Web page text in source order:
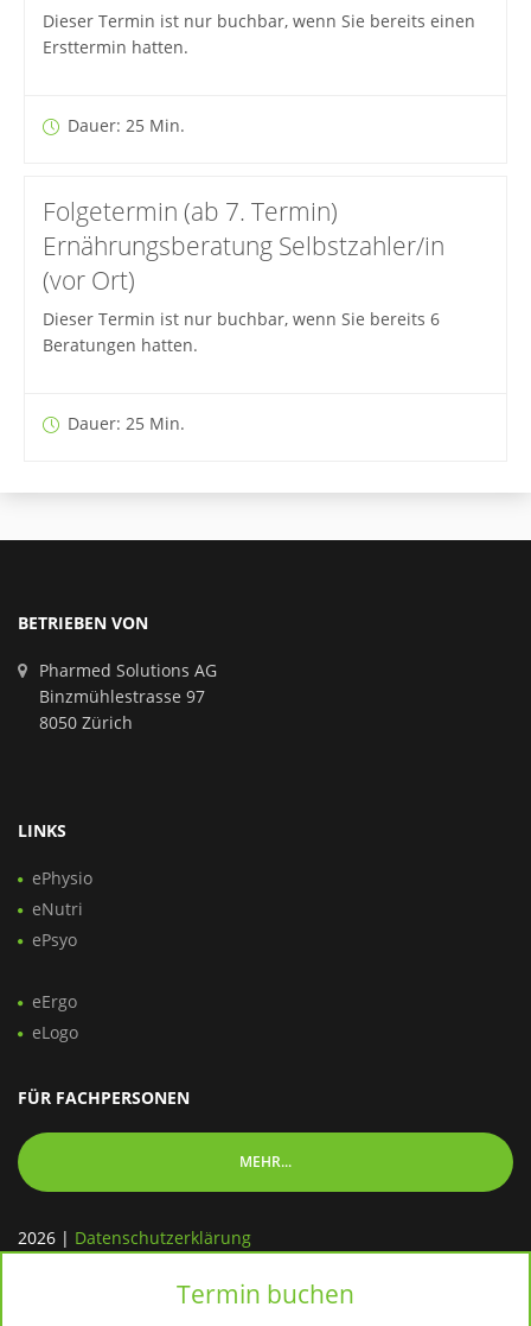
Termin buchen
Dieser Termin ist nur buchbar, wenn Sie bereits einen
Ersttermin hatten.
Dauer: 25 Min.
Folgetermin (ab 7. Termin)
Ernährungsberatung Selbstzahler/in
(vor Ort)
Dieser Termin ist nur buchbar, wenn Sie bereits 6
Beratungen hatten.
Dauer: 25 Min.
BETRIEBEN VON
Pharmed Solutions AG
Binzmühlestrasse 97
8050 Zürich
LINKS
ePhysio
eNutri
ePsyo
eErgo
eLogo
FÜR FACHPERSONEN
MEHR...
2026 | Datenschutzerklärung